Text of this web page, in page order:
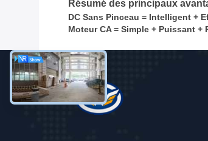
Résumé des principaux
DC Sans Pinceau = Intelligent +
Moteur CA = Simple + Puissant +